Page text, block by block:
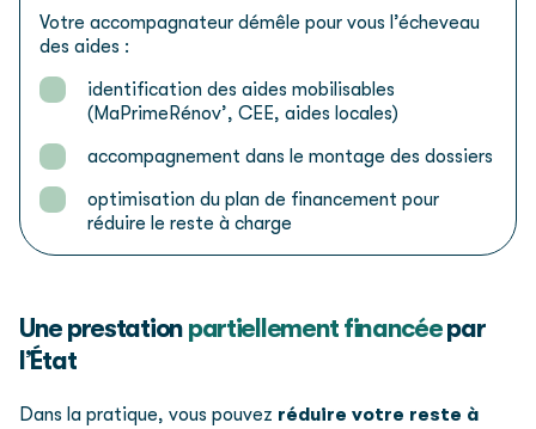
Votre accompagnateur démêle pour vous l’écheveau
des aides :
identification des aides mobilisables
(MaPrimeRénov’, CEE, aides locales)
accompagnement dans le montage des dossiers
optimisation du plan de financement pour
réduire le reste à charge
Une prestation partiellement financéepar
l’État
Dans la pratique, vous pouvez réduire votre reste à